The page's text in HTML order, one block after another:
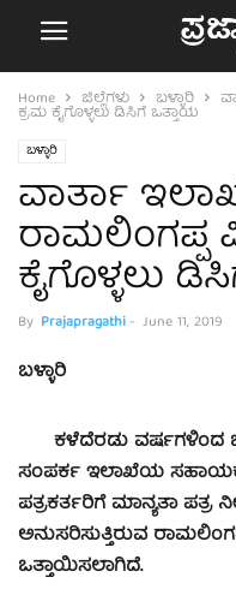
Home ಜಿಲ್ಲೆಗಳು ಬಳ್ಳಾರಿ
ಕ್ರಮ ಕೈಗೊಳ್ಳಲು ಡಿಸಿಗೆ ಒತ್ತಾಯ
ಬಳ್ಳಾರಿ
ವಾರ್ತಾ
ರಾಮಲಿಂಗಪ್ಪ
ಕೈಗೊಳ್ಳಲು
By Prajapragathi- June 11, 2019
ಬಳ್ಳಾರಿ
ಕಳೆದೆರಡು ವರ್ಷಗಳಿಂದ
ಸಂಪರ್ಕ ಇಲಾಖೆಯ ಸಹಾಯಕ
ಪತ್ರಕರ್ತರಿಗೆ ಮಾನ್ಯತಾ ಪತ್ರ
ಅನುಸರಿಸುತ್ತಿರುವ
ಒತ್ತಾಯಿಸಲಾಗಿದೆ.